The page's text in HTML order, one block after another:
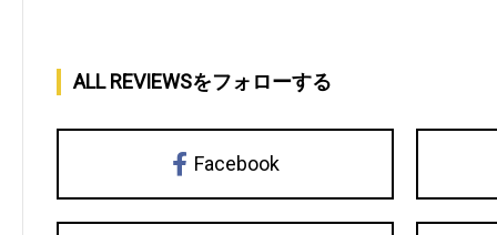
ALL REVIEWSをフォローする
Facebook